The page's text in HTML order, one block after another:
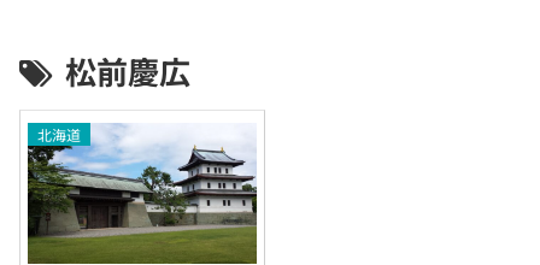
松前慶広
北海道